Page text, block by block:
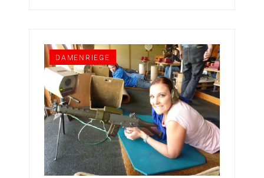
DAMENRIEGE